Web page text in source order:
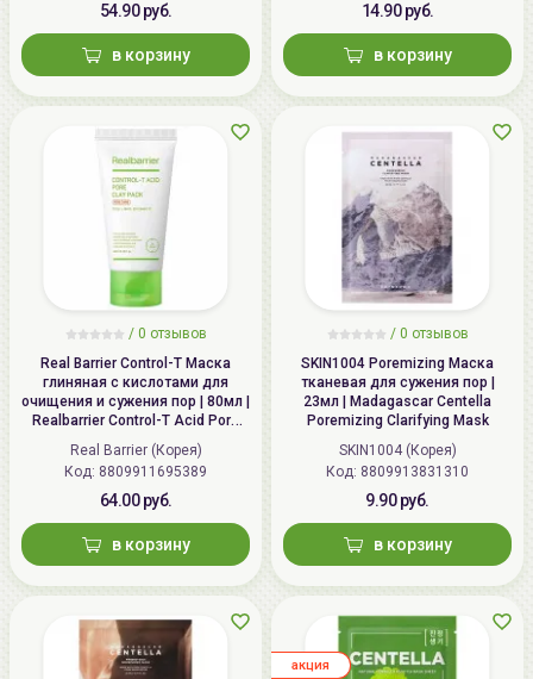
54.90 руб.
в корзину
14.90 руб.
в корзину
/ 0 отзывов
Real Barrier Control-T Маска
глиняная с кислотами для
очищения и сужения пор | 80мл |
Realbarrier Control-T Acid Pore
Clay Pack
Real Barrier (Корея)
Код: 8809911695389
64.00 руб.
в корзину
/ 0 отзывов
SKIN1004 Poremizing Маска
тканевая для сужения пор |
23мл | Madagascar Centella
Poremizing Clarifying Mask
SKIN1004 (Корея)
Код: 8809913831310
9.90 руб.
в корзину
aкция